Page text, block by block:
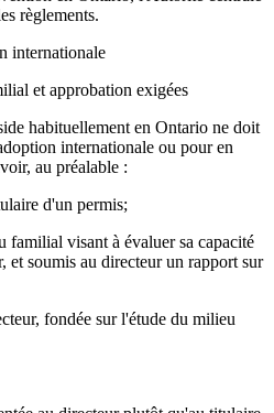
règlements.
internationale
et approbation exigées
habituellement en Ontario ne doit
internationale ou pour en
au préalable :
d'un permis;
familial visant à évaluer sa capacité
et soumis au directeur un rapport sur
fondée sur l'étude du milieu